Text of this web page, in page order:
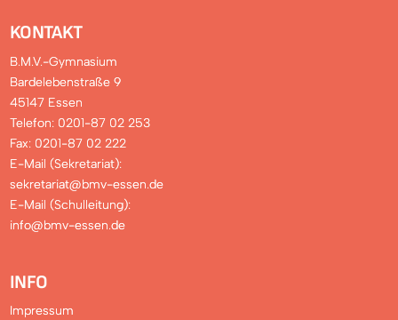
KONTAKT
B.M.V.-Gymnasium
Bardelebenstraße 9
45147 Essen
Telefon: 0201-87 02 253
Fax: 0201-87 02 222
E-Mail (Sekretariat):
sekretariat@bmv-essen.de
E-Mail (Schulleitung):
info@bmv-essen.de
INFO
Impressum